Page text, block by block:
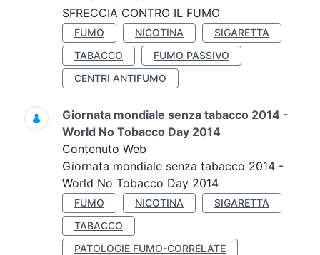
SFRECCIA CONTRO IL FUMO
FUMO NICOTINA
SIGARETTA
TABACCO
FUMO PASSIVO
CENTRI ANTIFUMO
Giornata mondiale senza tabacco 2014 -
World No Tobacco Day 2014
Contenuto Web
Giornata mondiale senza tabacco 2014 -
World No Tobacco Day 2014
FUMO NICOTINA
SIGARETTA
TABACCO
PATOLOGIE FUMO-CORRELATE